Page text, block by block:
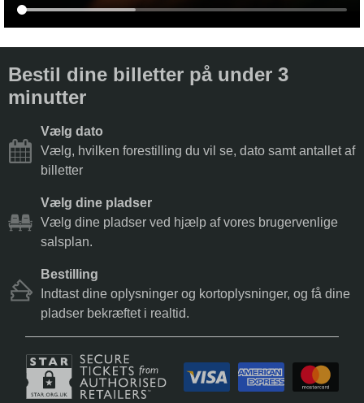
Bestil dine billetter på under 3
minutter
Vælg dato
Vælg, hvilken forestilling du vil se, dato samt antallet af
billetter
Vælg dine pladser
Vælg dine pladser ved hjælp af vores brugervenlige
salsplan.
Bestilling
Indtast dine oplysninger og kortoplysninger, og få dine
pladser bekræftet i realtid.